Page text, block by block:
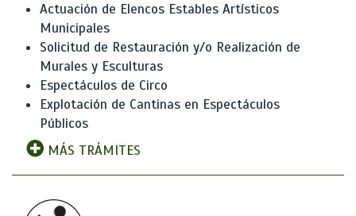
Actuación de Elencos Estables Artísticos
Municipales
Solicitud de Restauración y/o Realización de
Murales y Esculturas
Espectáculos de Circo
Explotación de Cantinas en Espectáculos
Públicos
MÁS TRÁMITES